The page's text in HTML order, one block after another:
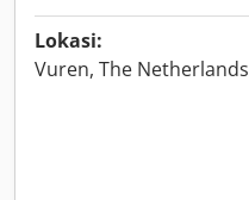
Lokasi:
Vuren, The Netherlands